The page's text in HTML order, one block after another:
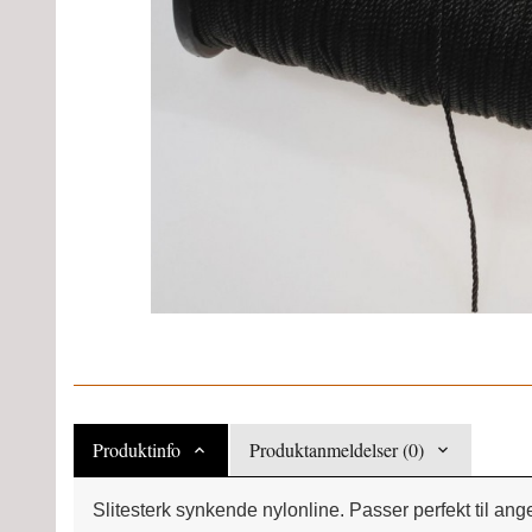
Produktinfo Produktanmeldelser (0)
Slitesterk synkende nylonline. Passer perfekt til